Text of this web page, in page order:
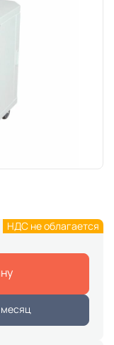
НДС не облагается